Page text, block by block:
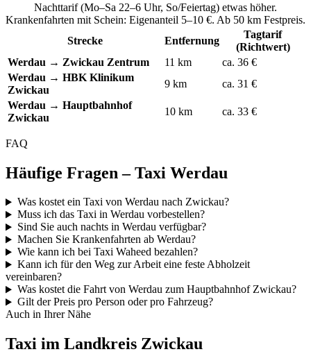
Strecke Entfernung
Tagtarif
(Richtwert)
Werdau → Zwickau Zentrum
11 km
ca. 36 €
Werdau → HBK Klinikum
Zwickau
9 km
ca. 31 €
Werdau → Hauptbahnhof
Zwickau
10 km ca. 33 €
Nachttarif (Mo–Sa 22–6 Uhr, So/Feiertag) etwas höher.
Krankenfahrten mit Schein: Eigenanteil 5–10 €. Ab 50 km Festpreis.
FAQ
Häufige Fragen – Taxi Werdau
Was kostet ein Taxi von Werdau nach Zwickau?
Muss ich das Taxi in Werdau vorbestellen?
Sind Sie auch nachts in Werdau verfügbar?
Machen Sie Krankenfahrten ab Werdau?
Wie kann ich bei Taxi Waheed bezahlen?
Kann ich für den Weg zur Arbeit eine feste Abholzeit
vereinbaren?
Was kostet die Fahrt von Werdau zum Hauptbahnhof Zwickau?
Gilt der Preis pro Person oder pro Fahrzeug?
Auch in Ihrer Nähe
Taxi im Landkreis Zwickau